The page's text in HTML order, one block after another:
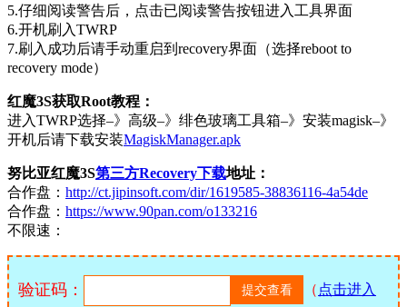
5.仔细阅读警告后，点击已阅读警告按钮进入工具界面
6.开机刷入TWRP
7.刷入成功后请手动重启到recovery界面（选择reboot to
recovery mode）
红魔3S获取Root教程：
进入TWRP选择–》高级–》绯色玻璃工具箱–》安装magisk–》
开机后请下载安装MagiskManager.apk
努比亚红魔3S第三方Recovery下载地址：
合作盘： http://ct.jipinsoft.com/dir/1619585-38836116-4a54de
合作盘： https://www.90pan.com/o133216
不限速：
验证码： （ 点击进入